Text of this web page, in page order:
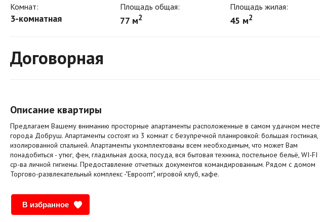
Комнат:
3-комнатная
Площадь общая:
77 м2
Площадь жилая:
45 м2
Договорная
Описание квартиры
Предлагаем Вашему вниманию просторные апартаменты расположенные в самом удачном месте
города Добруш. Апартаменты состоят из 3 комнат с безупречной планировкой: большая гостиная,
изолированной спальней. Апартаменты укомплектованы всем необходимым, что может Вам
понадобиться - утюг, фен, гладильная доска, посуда, вся бытовая техника, постельное бельё, WI-FI
ср-ва личной гигиены. Предоставление отчетных документов командированным. Рядом с домом
Торгово-развлекательный комплекс -"Евроопт", игровой клуб, кафе.
В избранное